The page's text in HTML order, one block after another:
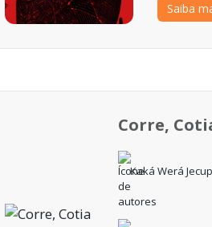
Saiba
Corre,
Kaká Werá